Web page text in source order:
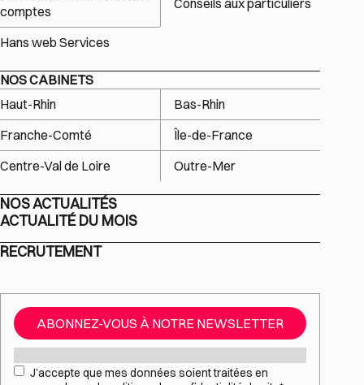
comptes
Hans web Services
NOS CABINETS
Haut-Rhin
Bas-Rhin
Franche-Comté
Île-de-France
Centre-Val de Loire
Outre-Mer
NOS ACTUALITÉS
ACTUALITÉ DU MOIS
RECRUTEMENT
ABONNEZ-VOUS À NOTRE NEWSLETTER
Mail*
RGPD*
J’accepte que mes données soient traitées en